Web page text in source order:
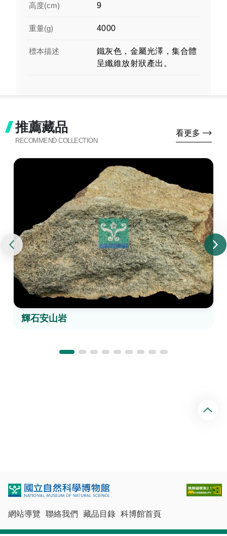
高度(cm) 9
重量(g) 4000
標本描述
鐵灰色，金屬光澤，集合體
呈纖維放射狀產出。
推薦藏品
RECOMMEND COLLECTION
看更多
輝石安山岩
網站導覽 聯絡我們 藏品目錄 科博館首頁
回
頂
端